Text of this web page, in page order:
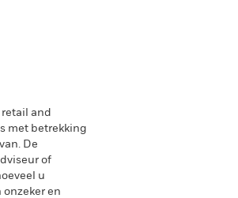
and
met betrekking
De
of
u
en